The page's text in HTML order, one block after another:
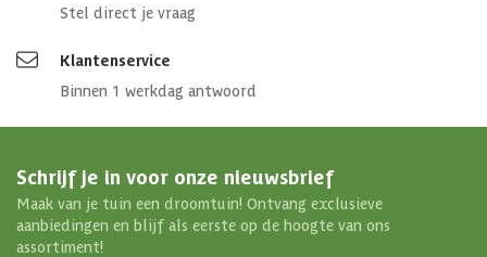
Stel direct je vraag
Klantenservice
Binnen 1 werkdag antwoord
Schrijf je in voor onze nieuwsbrief
Maak van je tuin een droomtuin! Ontvang exclusieve
aanbiedingen en blijf als eerste op de hoogte van ons
assortiment!